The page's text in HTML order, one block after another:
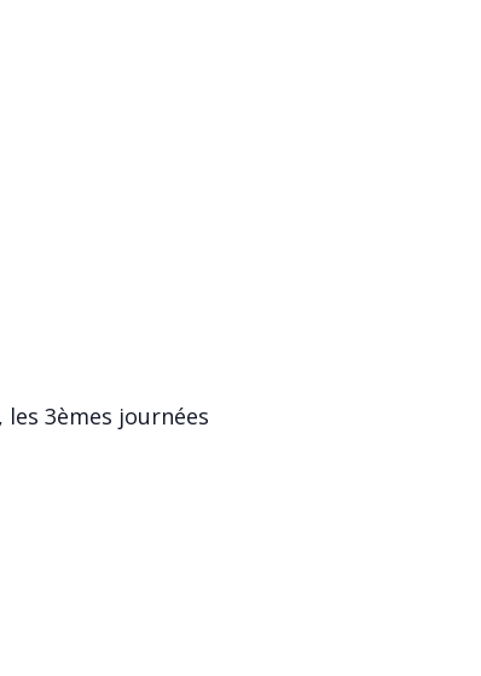
, les 3èmes journées